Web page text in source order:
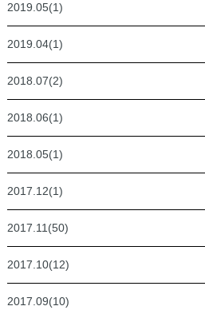
2019.05(1)
2019.04(1)
2018.07(2)
2018.06(1)
2018.05(1)
2017.12(1)
2017.11(50)
2017.10(12)
2017.09(10)